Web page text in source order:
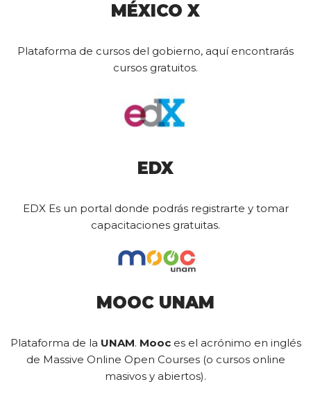
MÉXICO X
Plataforma de cursos del gobierno, aquí encontrarás
cursos gratuitos.
EDX
EDX Es un portal donde podrás registrarte y tomar
capacitaciones gratuitas.
MOOC UNAM
Plataforma de la UNAM. Mooces el acrónimo en inglés
de Massive Online Open Courses (o cursos online
masivos y abiertos).